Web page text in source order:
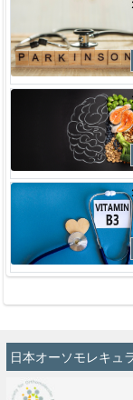
日本オーソモレキュ